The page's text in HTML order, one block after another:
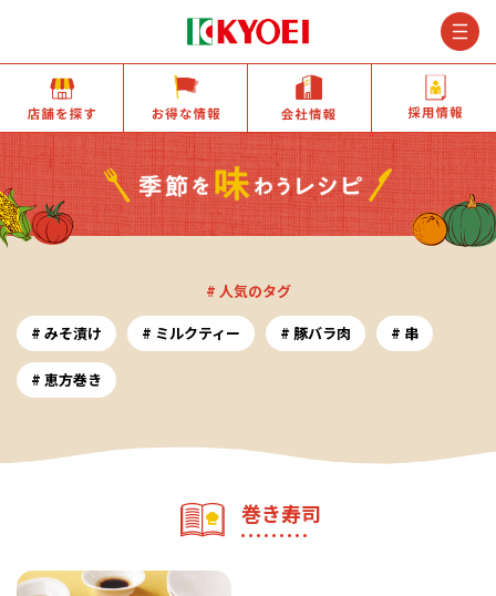
店舗を探す お得な情報 会社情報
# 人気のタグ
みそ漬け
ミルクティー 豚バラ肉 串
恵方巻き
巻き寿司